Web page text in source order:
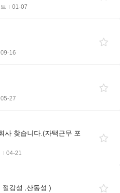
01-07
09-16
05-27
사 찾습니다.(자택근무 포
04-21
강소성 절강성 ,산동성 )